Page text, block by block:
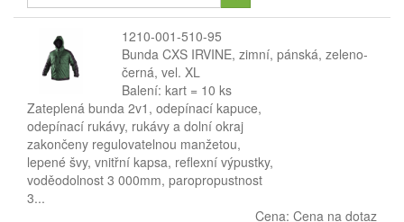
1210-001-510-95
Bunda CXS IRVINE, zimní, pánská, zeleno-
černá, vel. XL
Balení: kart = 10 ks
Zateplená bunda 2v1, odepínací kapuce,
odepínací rukávy, rukávy a dolní okraj
zakončeny regulovatelnou manžetou,
lepené švy, vnitřní kapsa, reflexní výpustky,
voděodolnost 3 000mm, paropropustnost
3...
Cena: Cena na dotaz